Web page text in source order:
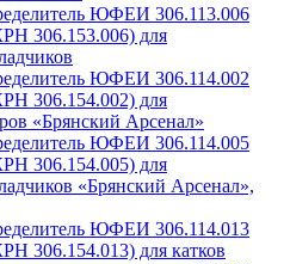
ЮФЕИ 306.113.006
306.153.006) для
ЮФЕИ 306.114.002
306.154.002) для
«Брянский Арсенал»
ЮФЕИ 306.114.005
306.154.005) для
«Брянский Арсенал»,
ЮФЕИ 306.114.013
306.154.013) для катков